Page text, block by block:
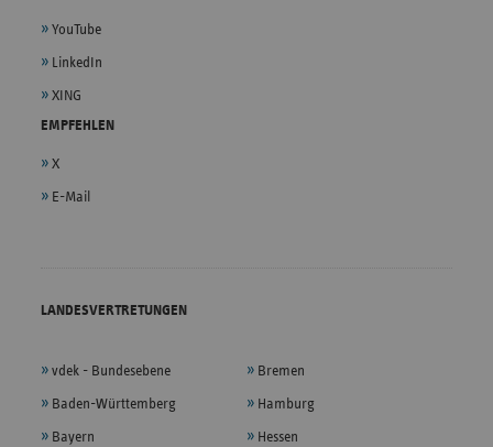
YouTube
LinkedIn
XING
EMPFEHLEN
X
E-Mail
LANDESVERTRETUNGEN
vdek - Bundesebene
Baden-Württemberg
Bayern
Bremen
Hamburg
Hessen